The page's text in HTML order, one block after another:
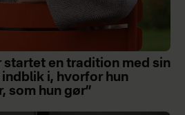
startet en tradition med sin
i, hvorfor hun
som hun gør”